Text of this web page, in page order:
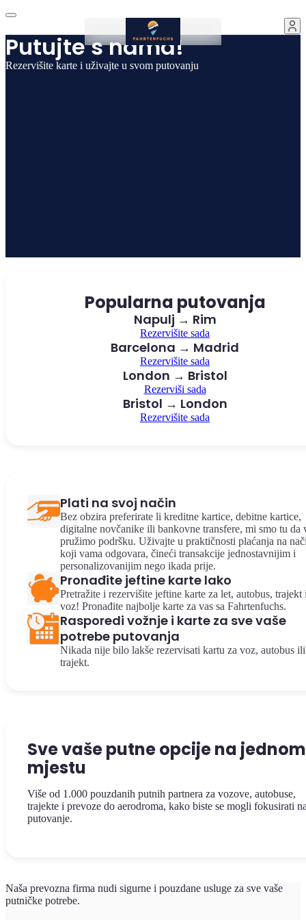
Putujte s nama!
Rezervišite karte i uživajte u svom putovanju
Popularna putovanja
Napulj → Rim
Rezervišite sada
Barcelona → Madrid
Rezervišite sada
London → Bristol
Rezerviši sada
Bristol → London
Rezervišite sada
Plati na svoj način
Bez obzira preferirate li kreditne kartice, debitne kartice,
digitalne novčanike ili bankovne transfere, mi smo tu da
pružimo podršku. Uživajte u praktičnosti plaćanja na
koji vama odgovara, čineći transakcije jednostavnijim i
personalizovanijim nego ikada prije.
Pronađite jeftine karte lako
Pretražite i rezervišite jeftine karte za let, autobus, trajekt
voz! Pronađite najbolje karte za vas sa Fahrtenfuchs.
Rasporedi vožnje i karte za sve vaše
potrebe putovanja
Nikada nije bilo lakše rezervisati kartu za voz, autobus ili
trajekt.
Sve vaše putne opcije na jednom
mjestu
Više od 1.000 pouzdanih putnih partnera za vozove, autobuse,
trajekte i prevoze do aerodroma, kako biste se mogli fokusirati
putovanje.
Naša prevozna firma nudi sigurne i pouzdane usluge za sve vaše
putničke potrebe.